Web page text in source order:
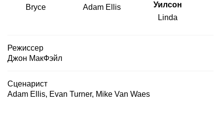
Bryce
Adam Ellis
Уилсон
Linda
Режиссер
Джон МакФэйл
Сценарист
Adam Ellis, Evan Turner, Mike Van Waes